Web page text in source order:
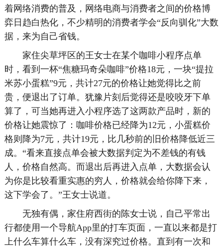
着网络消费的普及，网络电商与消费者之间的价格博
弈日趋白热化，不少精明的消费者学会“反向驯化”大数
据，来为自己省钱。
家住尖草坪区的王女士在某个咖啡小程序点单
时，看到一杯“焦糖玛奇朵咖啡”价格18元，一块“提拉
米苏小蛋糕”9元，共计27元的价格让她觉得比之前
贵，便退出了订单。犹豫片刻后觉得还是咬咬牙下单
算了，可当她再进入小程序选了这两款产品时，新的
价格让她震惊了：咖啡价格已经降为12元，小蛋糕价
格则降为7元，共计19元，比几秒前的旧价格降低近三
成。“看来直接点单会被大数据判定为不差钱的有钱
人，价格自然高。而退出后再进入点单，大数据会认
为你是比较看重实惠的穷人，价格就会给你降下来，
这下学会了。”王女士说道。
无独有偶，家住府西街的陈女士说，自己平常出
行都使用一个导航App里的打车页面，一直以来都是打
上什么车算什么车，没有深究过价格。直到有一次和